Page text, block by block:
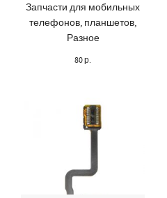
Запчасти для мобильных
телефонов, планшетов,
Разное
80р.